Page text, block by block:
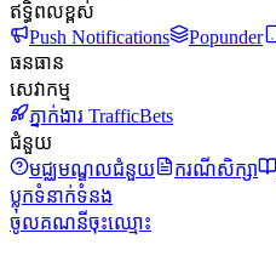
ឥទ្ធិពលខ្ពស់
Push Notifications
Popunder
ធនធាន
សេវាកម្ម
ភ្នាក់ងារ TrafficBets
ជំនួយ
មជ្ឈមណ្ឌលជំនួយ
ករណីសិក្សា
ប្លុកទំនាក់ទំនង
ចូលគណនីចុះឈ្មោះ